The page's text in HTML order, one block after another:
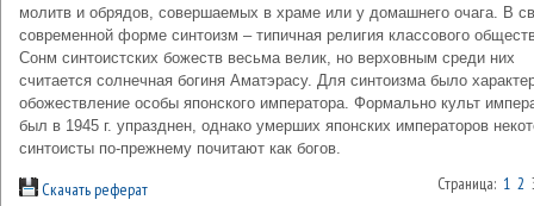
молитв и обрядов, совершаемых в храме или у домашнего очага. В
современной форме синтоизм – типичная религия классового
Сонм синтоистских божеств весьма велик, но верховным среди них
считается солнечная богиня Аматэрасу. Для синтоизма было
обожествление особы японского императора. Формально культ
был в 1945 г. упразднен, однако умерших японских императоров
синтоисты по-прежнему почитают как богов.
Скачать реферат Страница: 1 2